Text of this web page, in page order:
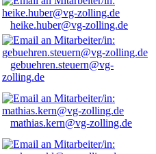
heike.huber@vg-zolling.de
gebuehren.steuern@vg-
zolling.de
mathias.kern@vg-zolling.de